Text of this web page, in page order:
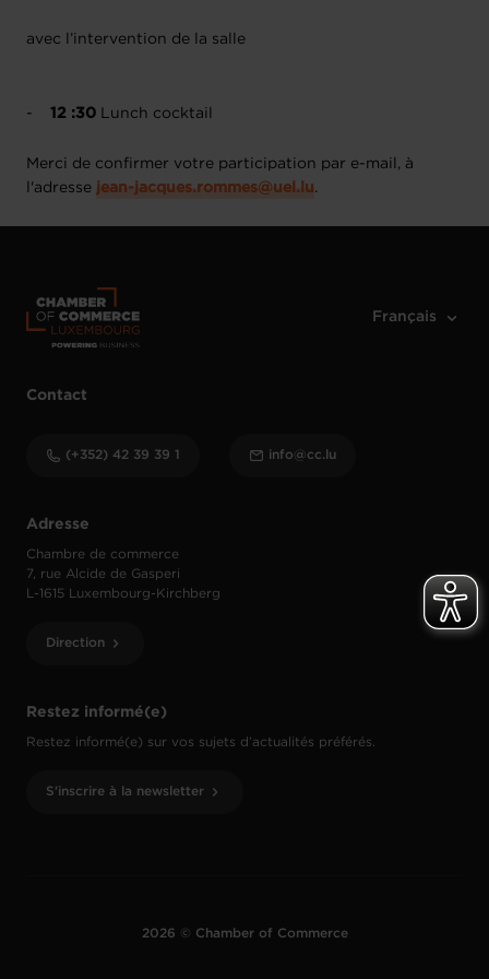
avec l’intervention de la salle
- 12 :30 Lunch cocktail
Merci de confirmer votre participation par e-mail, à
l'adresse jean-jacques.rommes@uel.lu.
Restez informé(e)
Restez informé(e) sur vos sujets d’actualités préférés.
S'inscrire à la newsletter
Adresse
Chambre de commerce
7, rue Alcide de Gasperi
L-1615 Luxembourg-Kirchberg
Direction
Contact
(+352) 42 39 39 1 info@cc.lu
2026 © Chamber of Commerce